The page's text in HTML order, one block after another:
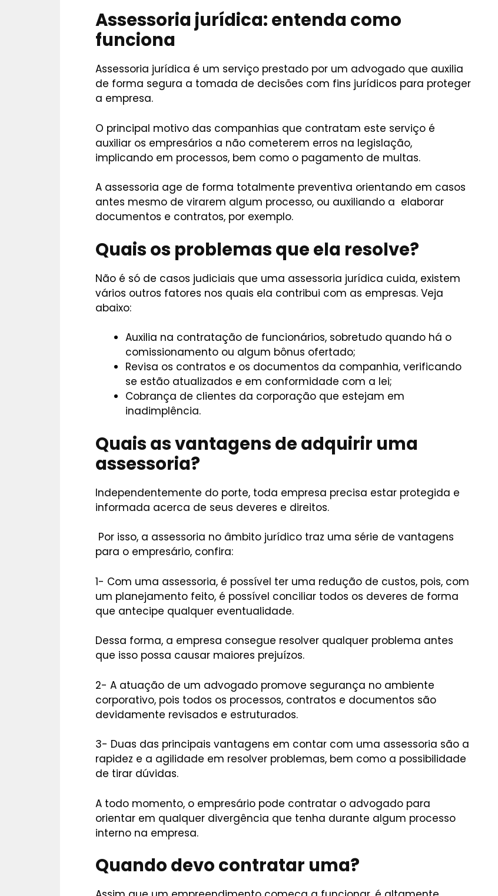
Assessoria jurídica: entenda como
funciona
Assessoria jurídica é um serviço prestado por um advogado que auxilia
de forma segura a tomada de decisões com fins jurídicos para proteger
a empresa.
O principal motivo das companhias que contratam este serviço é
auxiliar os empresários a não cometerem erros na legislação,
implicando em processos, bem como o pagamento de multas.
A assessoria age de forma totalmente preventiva orientando em casos
antes mesmo de virarem algum processo, ou auxiliando a elaborar
documentos e contratos, por exemplo.
Quais os problemas que ela resolve?
Não é só de casos judiciais que uma assessoria jurídica cuida, existem
vários outros fatores nos quais ela contribui com as empresas. Veja
abaixo:
Auxilia na contratação de funcionários, sobretudo quando há o
comissionamento ou algum bônus ofertado;
Revisa os contratos e os documentos da companhia, verificando
se estão atualizados e em conformidade com a lei;
Cobrança de clientes da corporação que estejam em
inadimplência.
Quais as vantagens de adquirir uma
assessoria?
Independentemente do porte, toda empresa precisa estar protegida e
informada acerca de seus deveres e direitos.
Por isso, a assessoria no âmbito jurídico traz uma série de vantagens
para o empresário, confira:
1- Com uma assessoria, é possível ter uma redução de custos, pois, com
um planejamento feito, é possível conciliar todos os deveres de forma
que antecipe qualquer eventualidade.
Dessa forma, a empresa consegue resolver qualquer problema antes
que isso possa causar maiores prejuízos.
2- A atuação de um advogado promove segurança no ambiente
corporativo, pois todos os processos, contratos e documentos são
devidamente revisados e estruturados.
3- Duas das principais vantagens em contar com uma assessoria são a
rapidez e a agilidade em resolver problemas, bem como a possibilidade
de tirar dúvidas.
A todo momento, o empresário pode contratar o advogado para
orientar em qualquer divergência que tenha durante algum processo
interno na empresa.
Quando devo contratar uma?